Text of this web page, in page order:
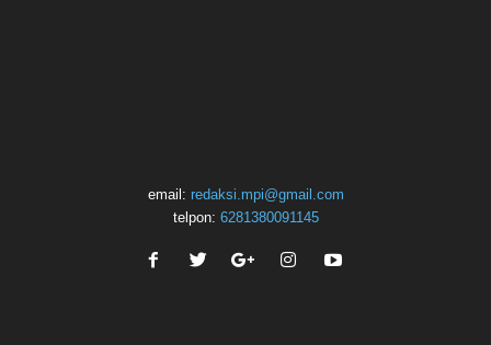
email: redaksi.mpi@gmail.com
telpon: 6281380091145